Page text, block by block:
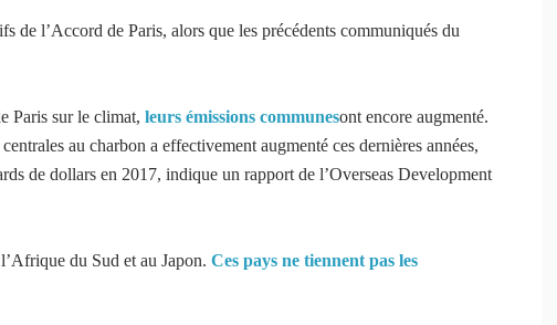
de l’Accord de Paris, alors que les précédents communiqués du
Paris sur le climat, leurs émissions communesont encore augmenté.
au charbon a effectivement augmenté ces dernières années,
de dollars en 2017, indique un rapport de l’Overseas Development
du Sud et au Japon. Ces pays ne tiennent pas les